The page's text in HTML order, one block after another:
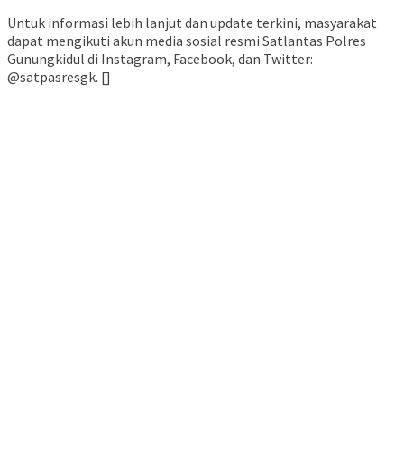
Untuk informasi lebih lanjut dan update terkini, masyarakat
dapat mengikuti akun media sosial resmi Satlantas Polres
Gunungkidul di Instagram, Facebook, dan Twitter:
@satpasresgk. []